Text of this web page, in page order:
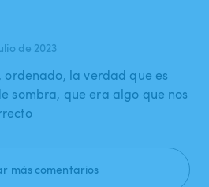
de 2023
la verdad que es
sombra, que era algo que nos
más comentarios